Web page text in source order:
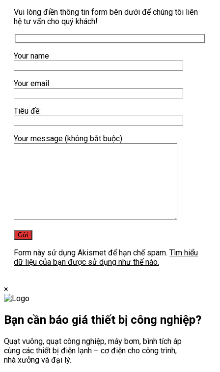
Vui lòng điền thông tin form bên dưới để chúng tôi liên
hệ tư vấn cho quý khách!
Your name
Your email
Tiêu đề:
Your message (không bắt buộc)
Form này sử dụng Akismet để hạn chế spam. Tìm hiểu
dữ liệu của bạn được sử dụng như thế nào.
×
Bạn cần báo giá thiết bị công nghiệp?
Quạt vuông, quạt công nghiệp, máy bơm, bình tích áp
cùng các thiết bị điện lạnh – cơ điện cho công trình,
nhà xưởng và đại lý.